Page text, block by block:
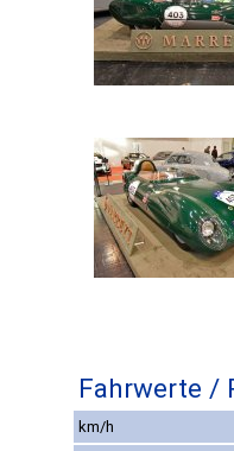
Fahrwerte /
km/h